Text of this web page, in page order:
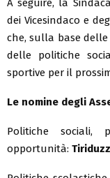
dei Vicesindaco e
che, sulla base
delle politiche
sportive per il
Le nomine degli
Politiche
opportunità: